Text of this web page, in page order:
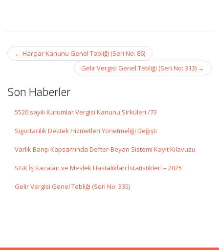
Post
navigation
← Harçlar Kanunu Genel Tebliği (Seri No: 86)
Gelir Vergisi Genel Tebliği (Seri No: 313) →
Son Haberler
5520 sayılı Kurumlar Vergisi Kanunu Sirküleri /73
Sigortacılık Destek Hizmetleri Yönetmeliği Değişti
Varlık Barışı Kapsamında Defter-Beyan Sistemi Kayıt Kılavuzu
SGK İş Kazaları ve Meslek Hastalıkları İstatistikleri – 2025
Gelir Vergisi Genel Tebliği (Seri No: 335)